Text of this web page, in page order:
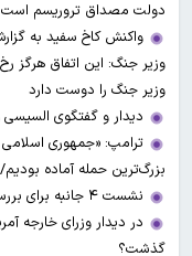
دولت مصداق تروریسم است
واکنش کاخ سفید به
وزیر جنگ: این اتفاق هرگز
وزیر جنگ را دوست دارد
دیدار و گفتگوی السیسی
ترامپ: «جمهوری
بزرگ‌ترین حمله آماده
نشست ۴ جانبه برای بررسی امنیت منطقه برگزار شد
در دیدار وزرای خارجه
گذشت؟